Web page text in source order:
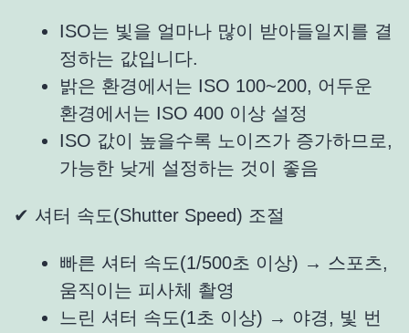
ISO는 빛을 얼마나 많이 받아들일지를 결
정하는 값입니다.
밝은 환경에서는 ISO 100~200, 어두운
환경에서는 ISO 400 이상 설정
ISO 값이 높을수록 노이즈가 증가하므로,
가능한 낮게 설정하는 것이 좋음
✔ 셔터 속도(Shutter Speed) 조절
빠른 셔터 속도(1/500초 이상) → 스포츠,
움직이는 피사체 촬영
느린 셔터 속도(1초 이상) → 야경, 빛 번